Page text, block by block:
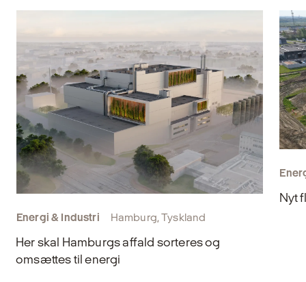
Energi & Industri Hamburg, Tyskland
Her skal Hamburgs affald sorteres og
omsættes til energi
Nyt